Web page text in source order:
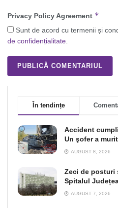
Privacy Policy Agreement *
Sunt de acord cu termenii și
de confidențialitate.
În tendințe
Accident
Un şofer a
AUGUST 8, 2026
Zeci de posturi
Spitalul
AUGUST 7, 2026